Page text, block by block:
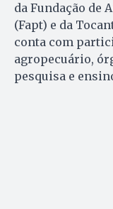
da Fundação de
(Fapt) e da
conta com
agropecuário,
pesquisa e